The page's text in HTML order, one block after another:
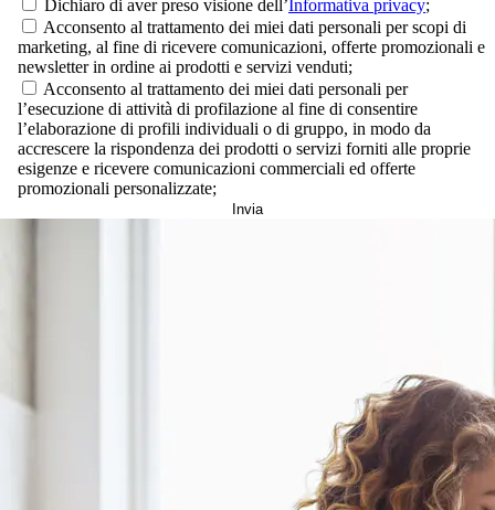
Dichiaro di aver preso visione dell’Informativa privacy;
Acconsento al trattamento dei miei dati personali per scopi di
marketing, al fine di ricevere comunicazioni, offerte promozionali e
newsletter in ordine ai prodotti e servizi venduti;
Acconsento al trattamento dei miei dati personali per
l’esecuzione di attività di profilazione al fine di consentire
l’elaborazione di profili individuali o di gruppo, in modo da
accrescere la rispondenza dei prodotti o servizi forniti alle proprie
esigenze e ricevere comunicazioni commerciali ed offerte
promozionali personalizzate;